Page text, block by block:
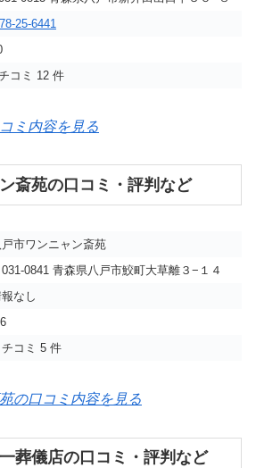
25-6441
コミ 12 件
ミ内容を見る
斎苑の口コミ・評判など
戸市ワンニャン斎苑
0841 青森県八戸市鮫町大草離３−１４
なし
チコミ 5 件
の口コミ内容を見る
葬儀店の口コミ・評判など